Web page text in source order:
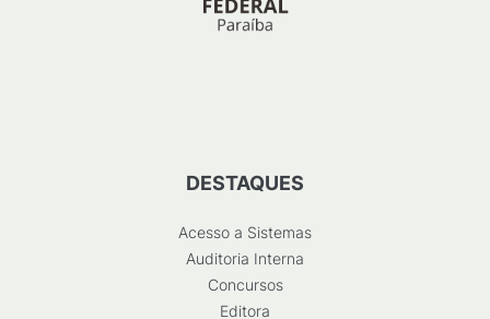
DESTAQUES
Acesso a Sistemas
Auditoria Interna
Concursos
Editora